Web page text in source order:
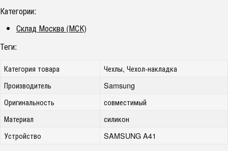
Категории:
Склад Москва (МСК)
Теги:
Категория товара
Чехлы, Чехол-накладка
Производитель
Samsung
Оригинальность
совместимый
Материал
силикон
Устройство
SAMSUNG A41